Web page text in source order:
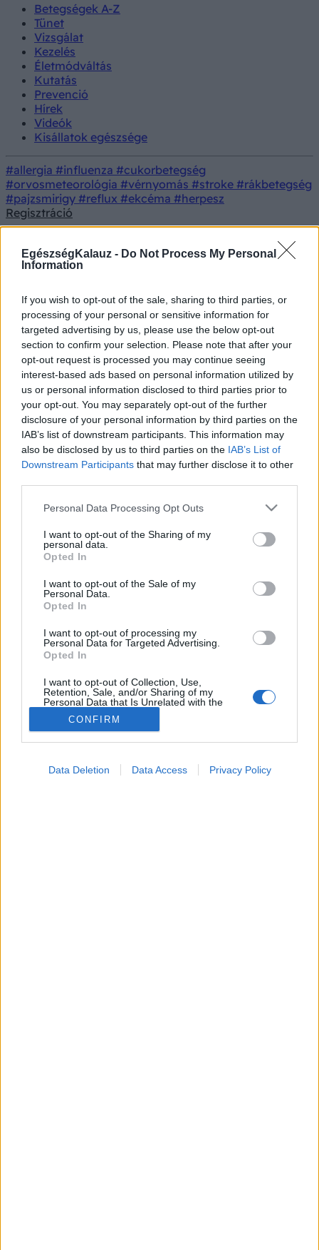
EgészségKalauz - Do Not Process My Personal
Information
If you wish to opt-out of the sale, sharing to third parties, or
processing of your personal or sensitive information for
targeted advertising by us, please use the below opt-out
section to confirm your selection. Please note that after your
opt-out request is processed you may continue seeing
interest-based ads based on personal information utilized by
us or personal information disclosed to third parties prior to
your opt-out. You may separately opt-out of the further
disclosure of your personal information by third parties on the
IAB’s list of downstream participants. This information may
also be disclosed by us to third parties on the IAB’s List of
Downstream Participants that may further disclose it to other
Please note that this website/app uses one or more Google
not limited to your visit or usage behaviour. You may click to
grant or deny consent to Google and its third-party tags to
use your data for below specified purposes in below Google
consent section.
Personal Data Processing Opt Outs
I want to opt-out of the Sharing of my
personal data.
Opted In
I want to opt-out of the Sale of my
Personal Data.
Opted In
I want to opt-out of processing my
Personal Data for Targeted Advertising.
Opted In
I want to opt-out of Collection, Use,
Retention, Sale, and/or Sharing of my
Personal Data that Is Unrelated with the
Purposes for which it was collected.
Opted Out
CONFIRM
Data Deletion Data Access Privacy Policy
Betegségek A-Z
Tünet
Vizsgálat
Kezelés
Életmódváltás
Kutatás
Prevenció
Hírek
Videók
Kisállatok egészsége
#allergia #influenza #cukorbetegség
#orvosmeteorológia #vérnyomás #stroke #rákbetegség
#pajzsmirigy #reflux #ekcéma #herpesz
Regisztráció
18+
Elmúlt már 18 éves?Ezen az oldalon felnőtt tartalom
található!
Igen
Nem
Betegségek
Ha vérzést tapasztal az együttlétek után,
ezt a szűrést semmiképp se hagyja ki
Ha vérzést tapasztal az együttlétek
után, ezt a szűrést semmiképp se
hagyja ki